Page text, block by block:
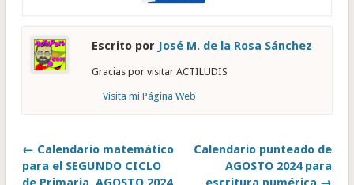
Escrito por José M. de la Rosa Sánchez
Gracias por visitar ACTILUDIS
Visita mi Página Web
← Calendario matemático
para el SEGUNDO CICLO
Calendario punteado de
AGOSTO 2024 para